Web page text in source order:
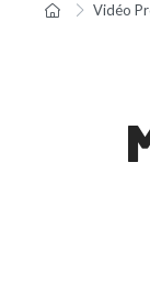
Vidéo